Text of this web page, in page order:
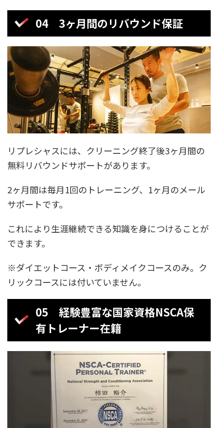
04 3ヶ月間のリバウンド保証
リプレシャスには、クリーニング終了後3ヶ月間の
無料リバウンドサポートがあります。
2ヶ月間は毎月1回のトレーニング、1ヶ月のメール
サポートです。
これにより生涯継続できる知識を身につけることが
できます。
※ダイエットコース・ボディメイクコースのみ。ク
リックコースには付いていません。
05 経験豊富な国家資格NSCA保
有トレーナー在籍